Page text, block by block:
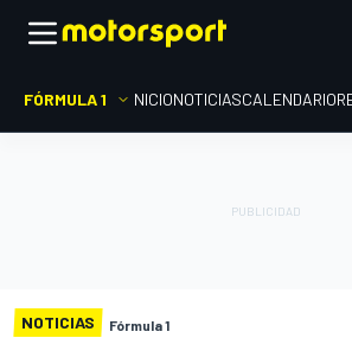
FÓRMULA 1 INICIONOTICIASCALENDARIO
NOTICIAS Fórmula 1